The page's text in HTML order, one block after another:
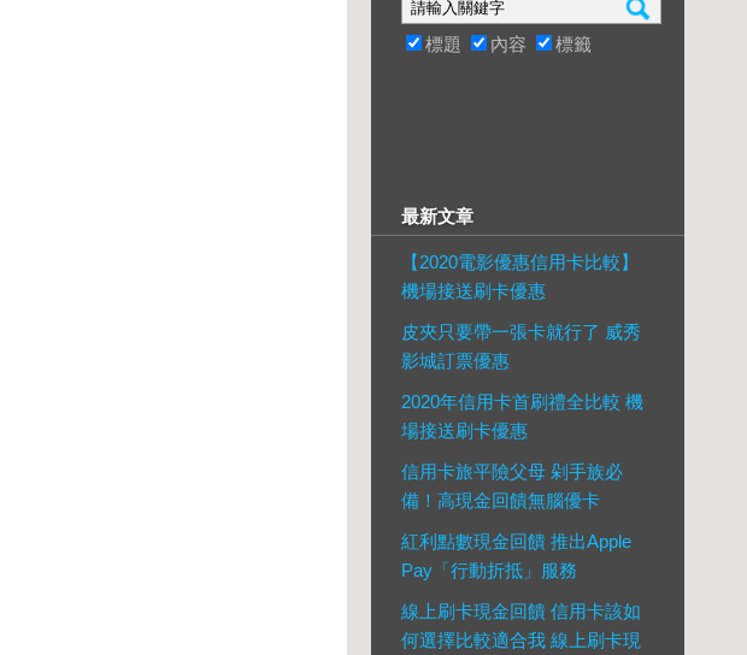
標題 內容 標籤
最新文章
【2020電影優惠信用卡比較】
機場接送刷卡優惠
皮夾只要帶一張卡就行了 威秀
影城訂票優惠
2020年信用卡首刷禮全比較 機
場接送刷卡優惠
信用卡旅平險父母 剁手族必
備！高現金回饋無腦優卡
紅利點數現金回饋 推出Apple
Pay「行動折抵」服務
線上刷卡現金回饋 信用卡該如
何選擇比較適合我 線上刷卡現